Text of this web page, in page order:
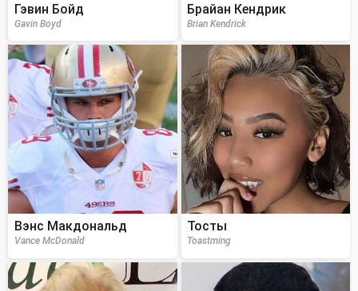
Гэвин Бойд
Gavin Boyd
Брайан Кендрик
Brian Kendrick
Вэнс Макдональд
Vance McDonald
Тосты
Toastming